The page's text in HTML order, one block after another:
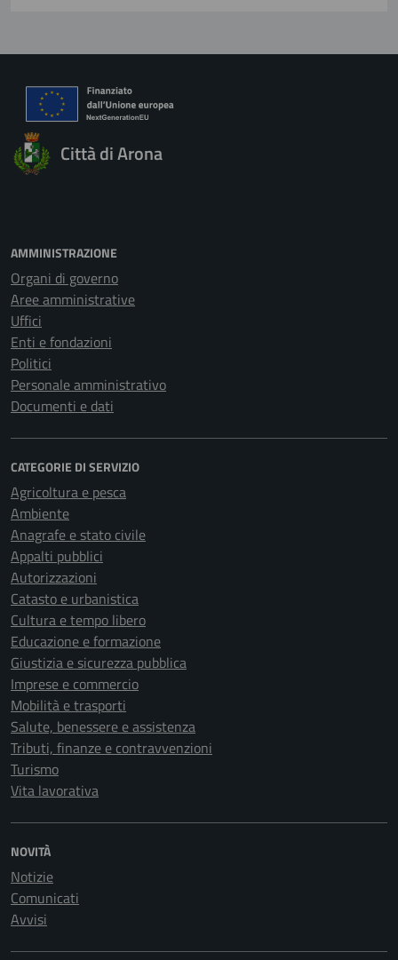
Città di Arona
AMMINISTRAZIONE
Organi di governo
Aree amministrative
Uffici
Enti e fondazioni
Politici
Personale amministrativo
Documenti e dati
CATEGORIE DI SERVIZIO
Agricoltura e pesca
Ambiente
Anagrafe e stato civile
Appalti pubblici
Autorizzazioni
Catasto e urbanistica
Cultura e tempo libero
Educazione e formazione
Giustizia e sicurezza pubblica
Imprese e commercio
Mobilità e trasporti
Salute, benessere e assistenza
Tributi, finanze e contravvenzioni
Turismo
Vita lavorativa
NOVITÀ
Notizie
Comunicati
Avvisi